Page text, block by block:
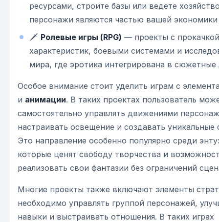
ресурсами, строите базы или ведете
персонажи являются частью вашей
🗡️ Ролевые игры (RPG) — проекты с прокачкой
характеристик, боевыми системами и
мира, где эротика интегрирована в сюжетные
Особое внимание стоит уделить играм с
и анимации. В таких проектах пользователь
самостоятельно управлять движениями
настраивать освещение и создавать уникальные
Это направление особенно популярно среди
которые ценят свободу творчества и
реализовать свои фантазии без ограничений
Многие проекты также включают элементы
необходимо управлять группой персонажей,
навыки и выстраивать отношения. В таких играх